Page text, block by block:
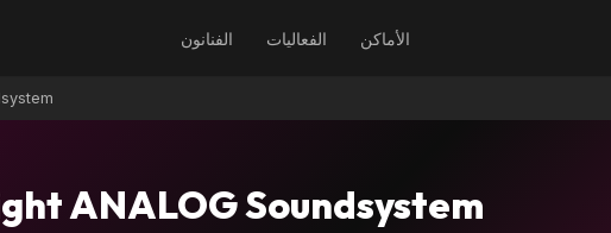
الفنانون الفعاليات الأماكن
ANALOG Soundsystem